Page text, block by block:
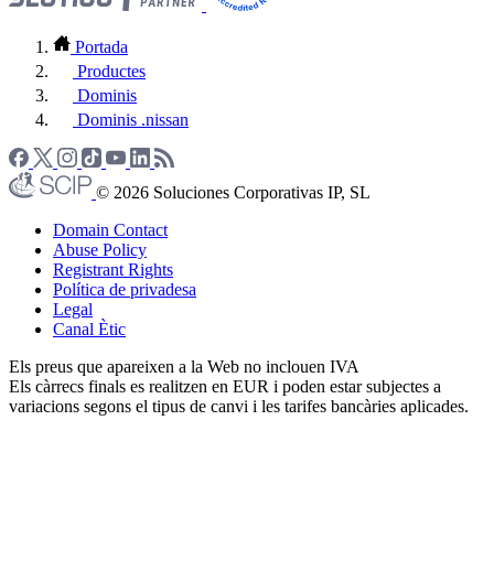
Portada
Productes
Dominis
Dominis .nissan
© 2026 Soluciones Corporativas IP, SL
Domain Contact
Abuse Policy
Registrant Rights
Política de privadesa
Legal
Canal Ètic
Els preus que apareixen a la Web no inclouen IVA
Els càrrecs finals es realitzen en EUR i poden estar subjectes a
variacions segons el tipus de canvi i les tarifes bancàries aplicades.